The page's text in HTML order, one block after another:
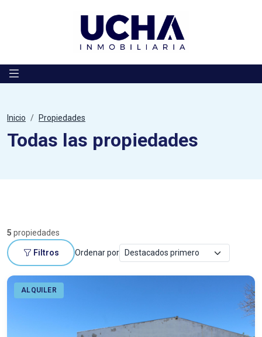
Inicio Propiedades
Todas las propiedades
5 propiedades
Filtros Ordenar por
ALQUILER